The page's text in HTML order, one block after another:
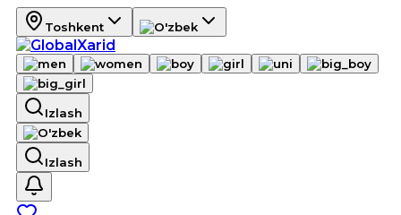
Toshkent
Izlash
Izlash